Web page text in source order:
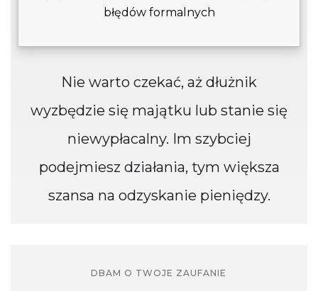
błędów formalnych
Nie warto czekać, aż dłużnik
wyzbędzie się majątku lub stanie się
niewypłacalny. Im szybciej
podejmiesz działania, tym większa
szansa na odzyskanie pieniędzy.
DBAM O TWOJE ZAUFANIE